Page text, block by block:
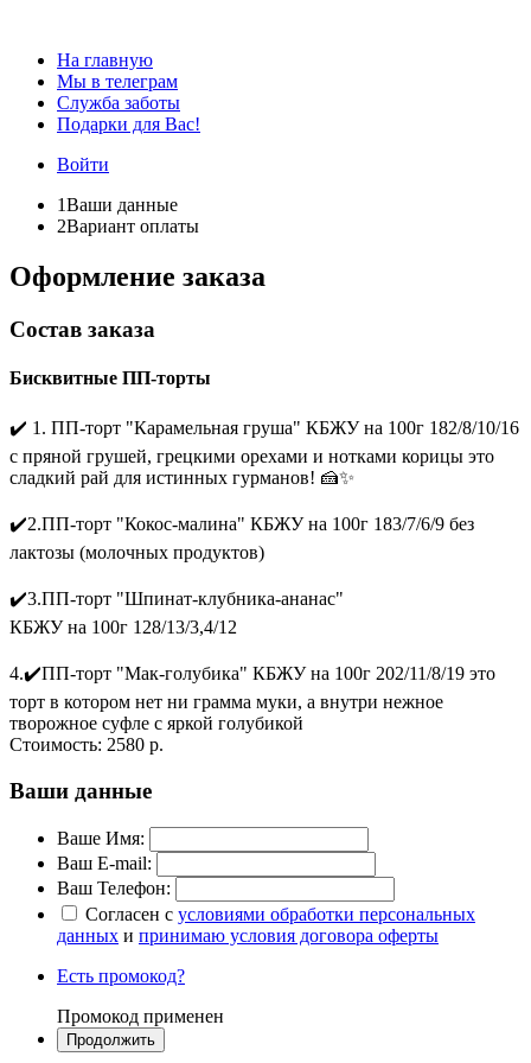
На главную
Мы в телеграм
Служба заботы
Подарки для Вас!
Войти
1Ваши данные
2Вариант оплаты
Оформление заказа
Состав заказа
Бисквитные ПП-торты
✔️ 1. ПП-торт "Карамельная груша" КБЖУ на 100г 182/8/10/16
с пряной грушей, грецкими орехами и нотками корицы это
сладкий рай для истинных гурманов! 🍰✨
✔️2.ПП-торт "Кокос-малина" КБЖУ на 100г 183/7/6/9 без
лактозы (молочных продуктов)
✔️3.ПП-торт "Шпинат-клубника-ананас"
КБЖУ на 100г 128/13/3,4/12
4.✔️ПП-торт "Мак-голубика" КБЖУ на 100г 202/11/8/19 это
торт в котором нет ни грамма муки, а внутри нежное
творожное суфле с яркой голубикой
Стоимость: 2580 р.
Ваши данные
Ваше Имя:
Ваш E-mail:
Ваш Телефон:
Согласен с условиями обработки персональных
данных и принимаю условия договора оферты
Есть промокод?
Промокод применен